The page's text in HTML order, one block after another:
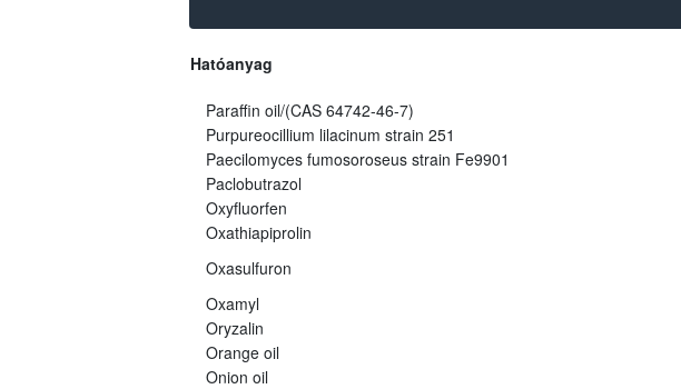
Hatóanyag
Paraffin oil/(CAS 64742-46-7)
Purpureocillium lilacinum strain 251
Paecilomyces fumosoroseus strain Fe9901
Paclobutrazol
Oxyfluorfen
Oxathiapiprolin
Oxasulfuron
Oxamyl
Oryzalin
Orange oil
Onion oil